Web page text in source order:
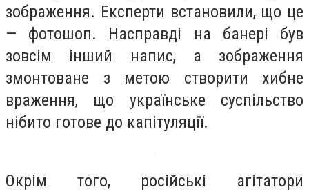
зображення. Експерти встановили, що це
— фотошоп. Насправді на банері був
зовсім інший напис, а зображення
змонтоване з метою створити хибне
враження, що українське суспільство
нібито готове до капітуляції.
Окрім того, російські агітатори